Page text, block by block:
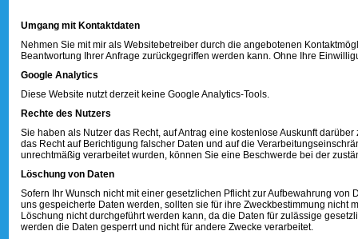
Umgang mit Kontaktdaten
Nehmen Sie mit mir als Websitebetreiber durch die angebotenen
Beantwortung Ihrer Anfrage zurückgegriffen werden kann. Ohne Ihre
Google Analytics
Diese Website nutzt derzeit keine Google Analytics-Tools.
Rechte des Nutzers
Sie haben als Nutzer das Recht, auf Antrag eine kostenlose Auskunft
das Recht auf Berichtigung falscher Daten und auf die
unrechtmäßig verarbeitet wurden, können Sie eine Beschwerde bei der
Löschung von Daten
Sofern Ihr Wunsch nicht mit einer gesetzlichen Pflicht zur Aufbewahrung
uns gespeicherte Daten werden, sollten sie für ihre Zweckbestimmung
Löschung nicht durchgeführt werden kann, da die Daten für zulässige
werden die Daten gesperrt und nicht für andere Zwecke verarbeitet.